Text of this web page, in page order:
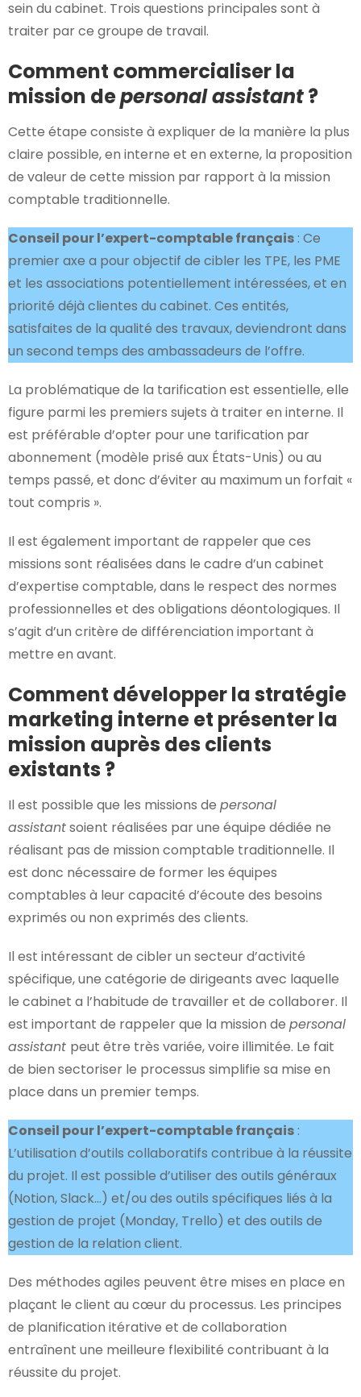
sein du cabinet. Trois questions principales sont à
traiter par ce groupe de travail.
Comment commercialiser la
mission depersonal assistant?
Cette étape consiste à expliquer de la manière la plus
claire possible, en interne et en externe, la proposition
de valeur de cette mission par rapport à la mission
comptable traditionnelle.
Conseil pour l’expert-comptable français: Ce
premier axe a pour objectif de cibler les TPE, les PME
et les associations potentiellement intéressées, et en
priorité déjà clientes du cabinet. Ces entités,
satisfaites de la qualité des travaux, deviendront dans
un second temps des ambassadeurs de l’offre.
La problématique de la tarification est essentielle, elle
figure parmi les premiers sujets à traiter en interne. Il
est préférable d’opter pour une tarification par
abonnement (modèle prisé aux États-Unis) ou au
temps passé, et donc d’éviter au maximum un forfait «
tout compris ».
Il est également important de rappeler que ces
missions sont réalisées dans le cadre d’un cabinet
d’expertise comptable, dans le respect des normes
professionnelles et des obligations déontologiques. Il
s’agit d’un critère de différenciation important à
mettre en avant.
Comment développer la stratégie
marketing interne et présenter la
mission auprès des clients
existants ?
Il est possible que les missions de personal
assistantsoient réalisées par une équipe dédiée ne
réalisant pas de mission comptable traditionnelle. Il
est donc nécessaire de former les équipes
comptables à leur capacité d’écoute des besoins
exprimés ou non exprimés des clients.
Il est intéressant de cibler un secteur d’activité
spécifique, une catégorie de dirigeants avec laquelle
le cabinet a l’habitude de travailler et de collaborer. Il
est important de rappeler que la mission de personal
assistant peut être très variée, voire illimitée. Le fait
de bien sectoriser le processus simplifie sa mise en
place dans un premier temps.
Conseil pour l’expert-comptable français:
L’utilisation d’outils collaboratifs contribue à la réussite
du projet. Il est possible d’utiliser des outils généraux
(Notion, Slack…) et/ou des outils spécifiques liés à la
gestion de projet (Monday, Trello) et des outils de
gestion de la relation client.
Des méthodes agiles peuvent être mises en place en
plaçant le client au cœur du processus. Les principes
de planification itérative et de collaboration
entraînent une meilleure flexibilité contribuant à la
réussite du projet.